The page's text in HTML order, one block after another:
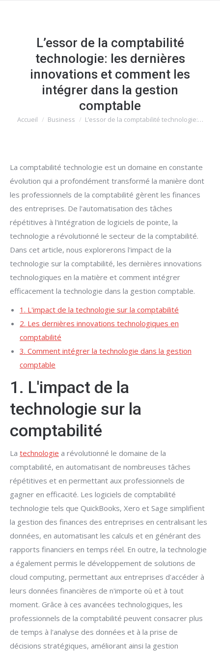
L’essor de la comptabilité
technologie: les dernières
innovations et comment les
intégrer dans la gestion
comptable
Vous êtes ici :
Accueil Business L’essor de la comptabilité technologie:…
La comptabilité technologie est un domaine en constante
évolution qui a profondément transformé la manière dont
les professionnels de la comptabilité gèrent les finances
des entreprises. De l'automatisation des tâches
répétitives à l'intégration de logiciels de pointe, la
technologie a révolutionné le secteur de la comptabilité.
Dans cet article, nous explorerons l'impact de la
technologie sur la comptabilité, les dernières innovations
technologiques en la matière et comment intégrer
efficacement la technologie dans la gestion comptable.
1. L'impact de la technologie sur la comptabilité
2. Les dernières innovations technologiques en
comptabilité
3. Comment intégrer la technologie dans la gestion
comptable
1. L'impact de la
technologie sur la
comptabilité
La technologie a révolutionné le domaine de la
comptabilité, en automatisant de nombreuses tâches
répétitives et en permettant aux professionnels de
gagner en efficacité. Les logiciels de comptabilité
technologie tels que QuickBooks, Xero et Sage simplifient
la gestion des finances des entreprises en centralisant les
données, en automatisant les calculs et en générant des
rapports financiers en temps réel. En outre, la technologie
a également permis le développement de solutions de
cloud computing, permettant aux entreprises d'accéder à
leurs données financières de n'importe où et à tout
moment. Grâce à ces avancées technologiques, les
professionnels de la comptabilité peuvent consacrer plus
de temps à l'analyse des données et à la prise de
décisions stratégiques, améliorant ainsi la gestion